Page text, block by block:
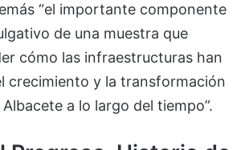
“el importante componente
de una muestra que
cómo las infraestructuras han
crecimiento y la transformación
a lo largo del tiempo”.